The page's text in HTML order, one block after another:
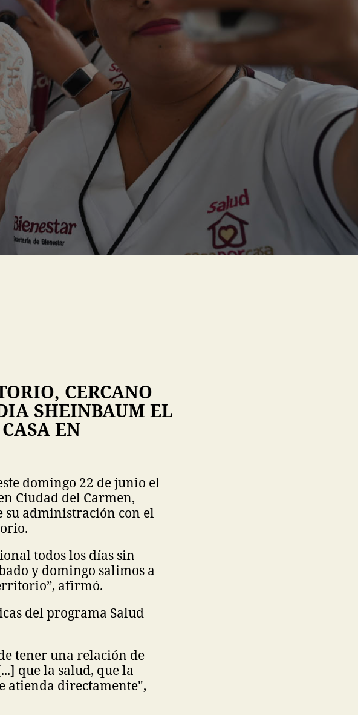
CERCANO
SHEINBAUM EL
EN
domingo 22 de junio el
Ciudad del Carmen,
su administración con el
todos los días sin
y domingo salimos a
afirmó.
del programa Salud
tener una relación de
que la salud, que la
atienda directamente",